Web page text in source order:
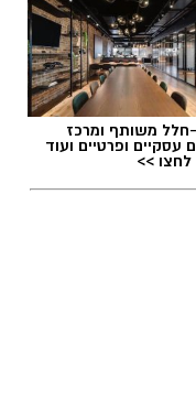
חלל משותף ומרכז
עסקיים ופרטיים ועוד
>>